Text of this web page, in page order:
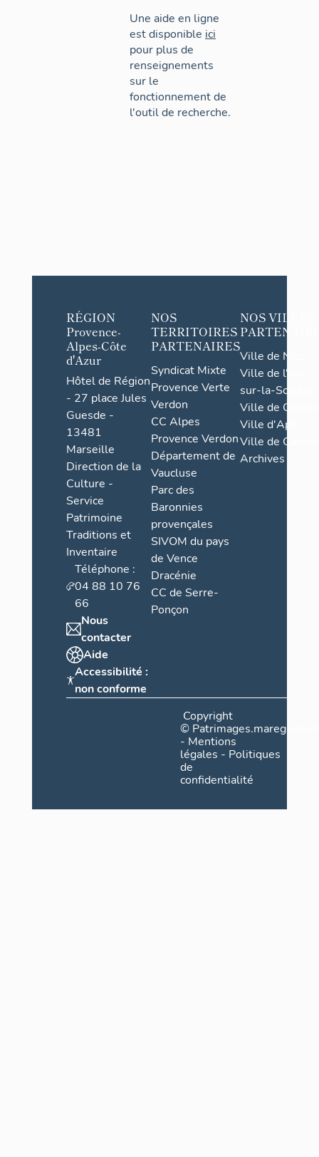
Une aide en ligne
est disponible ici
pour plus de
renseignements
sur le
fonctionnement de
l'outil de recherche.
RÉGION
Provence-
Alpes-Côte
d'Azur
Hôtel de Région
- 27 place Jules
Guesde -
13481
Marseille
Direction de la
Culture -
Service
Patrimoine
Traditions et
Inventaire
Téléphone :
04 88 10 76
66
Nous
contacter
Aide
Accessibilité :
non conforme
NOS
TERRITOIRES
PARTENAIRES
Syndicat Mixte
Provence Verte
Verdon
CC Alpes
Provence Verdon
Département de
Vaucluse
Parc des
Baronnies
provençales
SIVOM du pays
de Vence
Dracénie
CC de Serre-
Ponçon
NOS VILLES
Ville de Nice
Ville de l'Isle-
sur-la-Sorgue
Ville de Grasse
Ville d'Apt
Ville de
Archives
Copyright
©
- Mentions
légales - Politiques
de
confidentialité